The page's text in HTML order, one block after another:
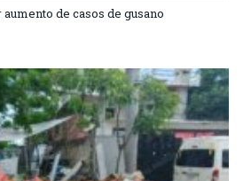
de casos de gusano